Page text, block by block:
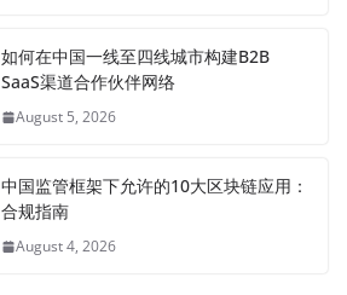
如何在中国一线至四线城市构建B2B
SaaS渠道合作伙伴网络
August 5, 2026
中国监管框架下允许的10大区块链应用：
合规指南
August 4, 2026